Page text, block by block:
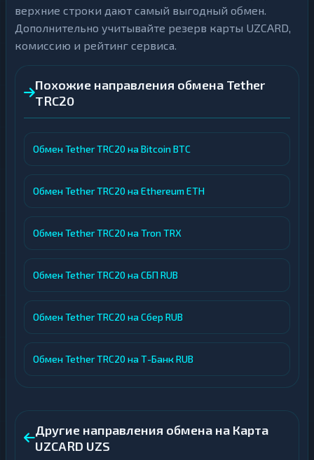
верхние строки дают самый выгодный обмен.
Дополнительно учитывайте резерв карты UZCARD,
комиссию и рейтинг сервиса.
Похожие направления обмена Tether
TRC20
Обмен Tether TRC20 на Bitcoin BTC
Обмен Tether TRC20 на Ethereum ETH
Обмен Tether TRC20 на Tron TRX
Обмен Tether TRC20 на СБП RUB
Обмен Tether TRC20 на Сбер RUB
Обмен Tether TRC20 на Т-Банк RUB
Другие направления обмена на Карта
UZCARD UZS